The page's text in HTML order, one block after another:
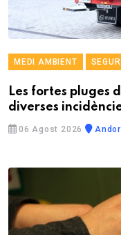
MEDI AMBIENT
Les fortes pluges
diverses
06 Agost 2026